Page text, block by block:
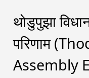
थोडुपुझा
परिणाम
Assembly